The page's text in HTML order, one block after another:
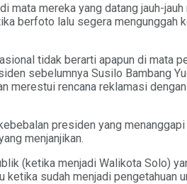
mereka yang datang jauh-
berfoto lalu segera mengunggah
tidak berarti apapun di mata
sebelumnya Susilo Bambang
merestui rencana reklamasi
presiden yang
menjanjikan.
(ketika menjadi Walikota Solo)
sudah menjadi pengetahuan